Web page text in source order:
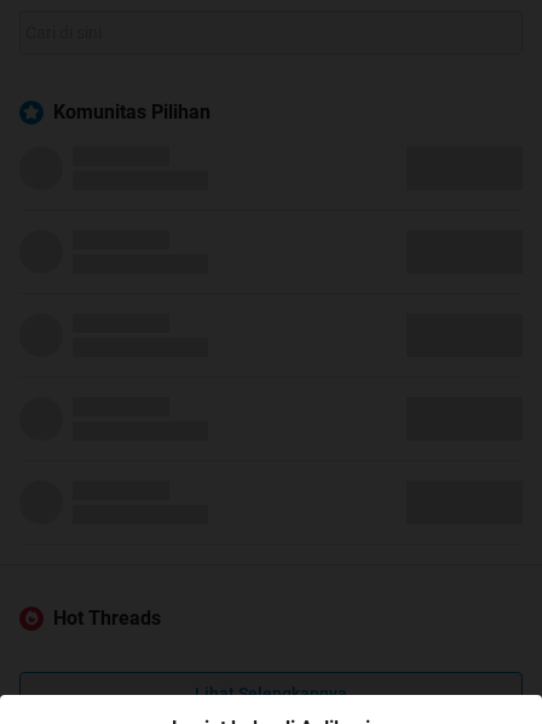
Komunitas Pilihan
Hot Threads
Lihat Selengkapnya